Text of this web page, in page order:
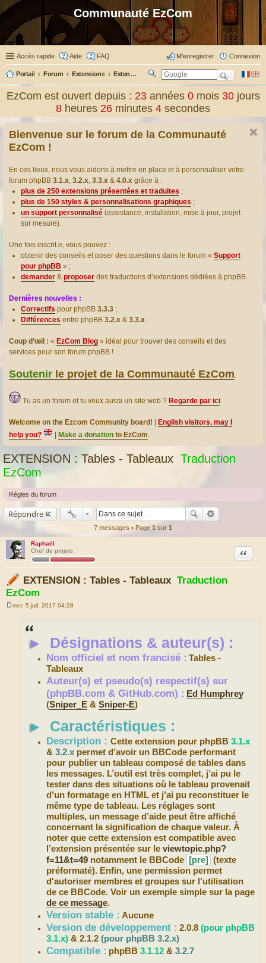
Communauté EzCom
Accès rapide Aide FAQ Connexion
M’enregistrer
Portail Forum Extensions Extensions présentées & traduites
ec
ch
er
EzCom est ouvert depuis : 23 années0 mois30 jours
8 heures 26 minutes 5 secondes
Bienvenue sur le forum de la Communauté
EzCom !
En ces lieux, nous vous aidons à mettre en place et à personnaliser votre
forum phpBB 3.1.x, 3.2.x, 3.3.x & 4.0.x grâce à :
plus de 250 extensions présentées et traduites ;
plus de 150 styles & personnalisations graphiques ;
un support personnalisé (assistance, installation, mise à jour, projet
sur mesure).
Une fois inscrit.e, vous pouvez :
obtenir des conseils et poser des questions dans le forum « Support
pour phpBB » ;
demander & proposer des traductions d’extensions dédiées à phpBB.
Dernières nouvelles :
Correctifs pour phpBB 3.3.3 ;
Différences entre phpBB 3.2.x & 3.3.x.
Coup d’œil : « EzCom Blog » idéal pour trouver des conseils et des
services pour son forum phpBB !
Soutenir le projet de la Communauté EzCom.
Tu as un forum et tu veux aussi un site web ? Regarde par ici.
Welcome on the Ezcom Community board!
English visitors, may I
help you?
Make a donation to EzCom.
EXTENSION : Tables - Tableaux Traduction
EzCom
Règles du forum
Répondre
7 messages • Page 1 sur 1
Raphaël
Chef de projets
EXTENSION : Tables - Tableaux Traduction
EzCom
Citation
mer. 5 juil. 2017 04:28
► Désignations & auteur(s) :
Nom officiel et nom francisé : Tables -
Tableaux
Auteur(s) et pseudo(s) respectif(s) sur
(phpBB.com & GitHub.com) : Ed Humphrey
(Sniper_E &Sniper-E)
► Caractéristiques :
Description :Cette extension pour phpBB3.1.x
&3.2.x permet d’avoir un BBCode performant
pour publier un tableau composé de tables dans
les messages. L’outil est très complet, j’ai pu le
tester dans des situations où le tableau provenait
d’un formatage en HTML et j’ai pu reconstituer le
même type de tableau. Les réglages sont
multiples, un message d’aide peut être affiché
concernant la signification de chaque valeur. À
noter que cette extension est compatible avec
l’extension présentée sur leviewtopic.php?
f=11&t=49 notamment le BBCode [pre]
(texte
préformaté). Enfin, une permission permet
d'autoriser membres et groupes sur l'utilisation
de ce BBCode. Voir un exemple simple sur la page
de ce message.
Version stable : Aucune
Version de développement : 2.0.8(pour phpBB
3.1.x) & 2.1.2(pour phpBB 3.2.x)
Compatible : phpBB3.1.12 &3.2.7